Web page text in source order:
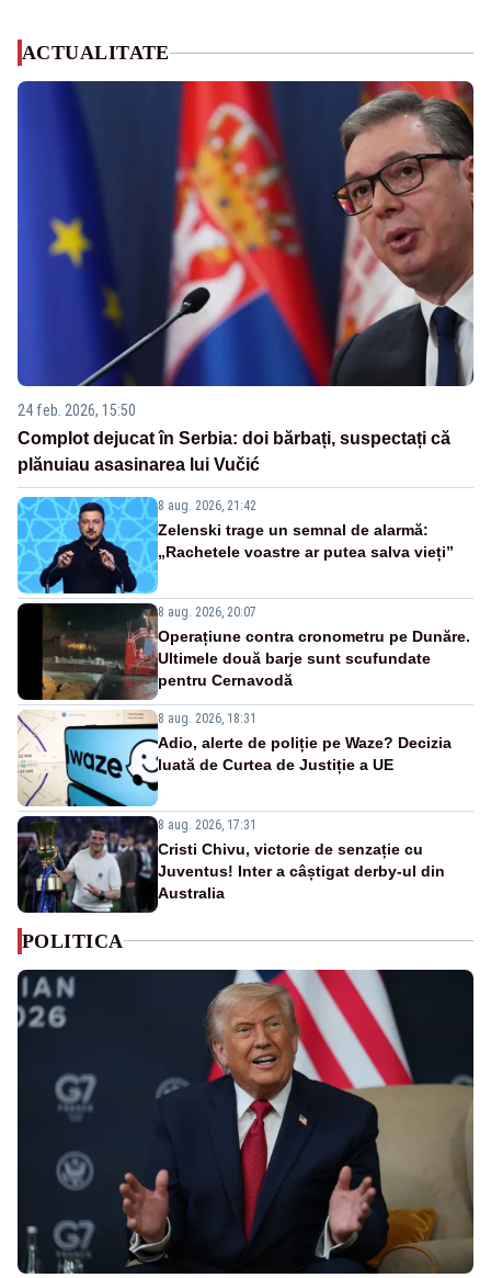
ACTUALITATE
24 feb. 2026, 15:50
Complot dejucat în Serbia: doi bărbați, suspectați că
plănuiau asasinarea lui Vučić
8 aug. 2026, 21:42
Zelenski trage un semnal de alarmă:
„Rachetele voastre ar putea salva vieți”
8 aug. 2026, 20:07
Operațiune contra cronometru pe Dunăre.
Ultimele două barje sunt scufundate
pentru Cernavodă
8 aug. 2026, 18:31
Adio, alerte de poliție pe Waze? Decizia
luată de Curtea de Justiție a UE
8 aug. 2026, 17:31
Cristi Chivu, victorie de senzație cu
Juventus! Inter a câștigat derby-ul din
Australia
POLITICA